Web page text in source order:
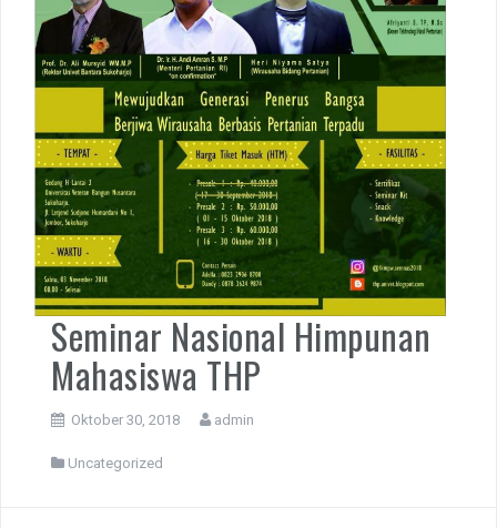
Seminar Nasional Himpunan
Mahasiswa THP
Oktober 30, 2018 admin
Uncategorized